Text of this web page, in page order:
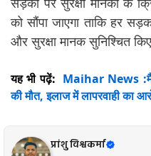
को सौंपा जाएगा ताकि हर
और सुरक्षा मानक सुनिश्चित
यह भी पढ़ें: Maihar News
की मौत, इलाज में लापरवाही का
प्रांशु विश्वकर्मा